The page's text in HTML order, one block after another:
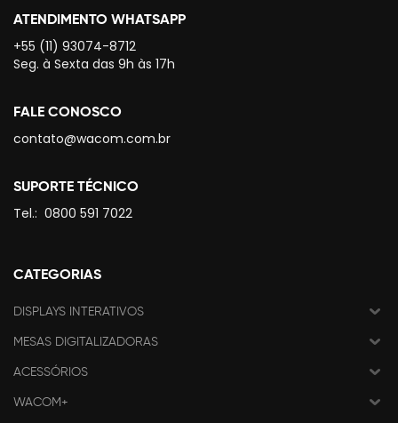
ATENDIMENTO WHATSAPP
+55 (11) 93074-8712
Seg. à Sexta das 9h às 17h
FALE CONOSCO
contato@wacom.com.br
SUPORTE TÉCNICO
Tel.: 0800 591 7022
CATEGORIAS
DISPLAYS INTERATIVOS
MESAS DIGITALIZADORAS
ACESSÓRIOS
WACOM+